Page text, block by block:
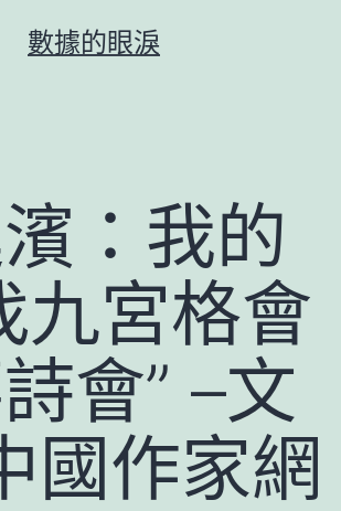
數據的眼淚
：我的
九宮格會
會” –文
國作家網